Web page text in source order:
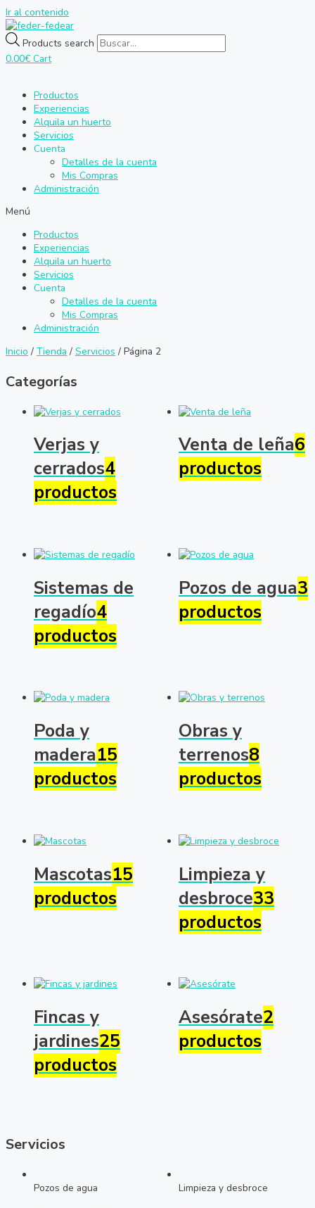
Ir al contenido
Products search
0.00€ Cart
Productos
Experiencias
Alquila un huerto
Servicios
Cuenta
Detalles de la cuenta
Mis Compras
Administración
Menú
Productos
Experiencias
Alquila un huerto
Servicios
Cuenta
Detalles de la cuenta
Mis Compras
Administración
Inicio / Tienda / Servicios / Página 2
Categorías
Verjas y
cerrados4
productos
Venta de leña6
productos
Sistemas de
regadío4
productos
Pozos de agua3
productos
Poda y
madera15
productos
Obras y
terrenos8
productos
Mascotas15
productos
Limpieza y
desbroce33
productos
Fincas y
jardines25
productos
Asesórate2
productos
Servicios
Pozos de agua Limpieza y desbroce